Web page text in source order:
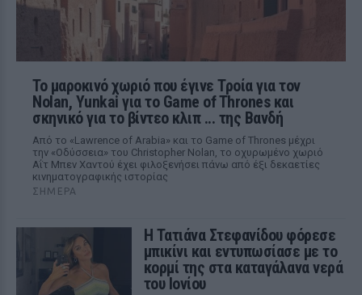
Το μαροκινό χωριό που έγινε Τροία για τον
Nolan, Yunkai για το Game of Thrones και
σκηνικό για το βίντεο κλιπ ... της Βανδή
Από το «Lawrence of Arabia» και το Game of Thrones μέχρι
την «Οδύσσεια» του Christopher Nolan, το οχυρωμένο χωριό
Αΐτ Μπεν Χαντού έχει φιλοξενήσει πάνω από έξι δεκαετίες
κινηματογραφικής ιστορίας
ΣΉΜΕΡΑ
Η Τατιάνα Στεφανίδου φόρεσε
μπικίνι και εντυπωσίασε με το
κορμί της στα καταγάλανα νερά
του Ιονίου